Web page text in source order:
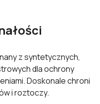
z syntetycznych,
dla ochrony
Doskonale chroni
i roztoczy.